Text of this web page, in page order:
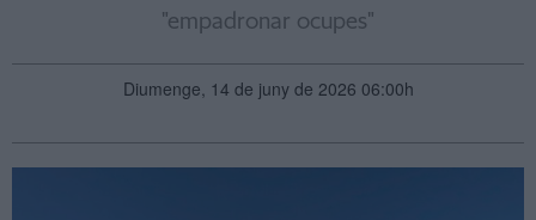
"empadronar ocupes"
Diumenge, 14 de juny de 2026 06:00h